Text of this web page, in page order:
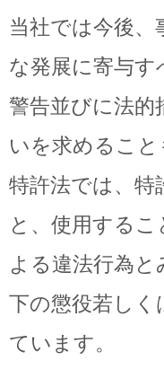
当社では今後、
な発展に寄与す
警告並びに法的
いを求めること
特許法では、特
と、使用する
よる違法行為
下の懲役若しく
ています。